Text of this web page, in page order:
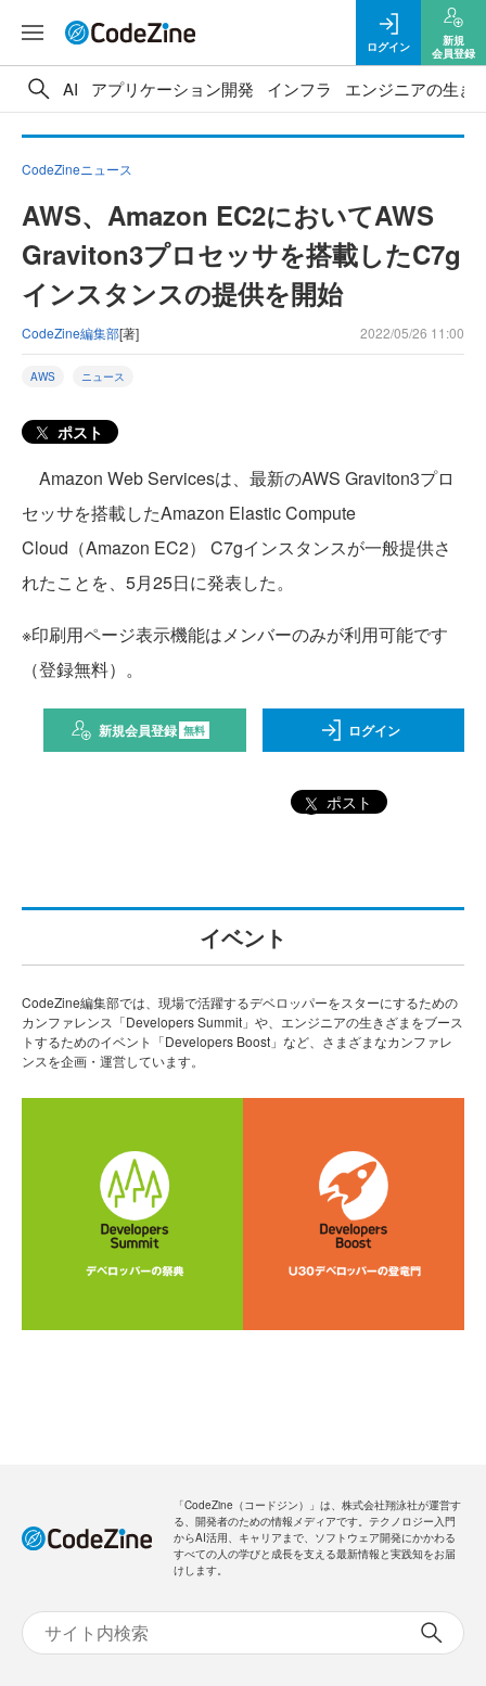
ログイン
新規
会員登録
AI アプリケーション開発 インフラ エンジニアの生き
CodeZineニュース
AWS、Amazon EC2においてAWS
Graviton3プロセッサを搭載したC7g
インスタンスの提供を開始
CodeZine編集部[著] 2022/05/26 11:00
AWS ニュース
ポスト
Amazon Web Servicesは、最新のAWS Graviton3プロ
セッサを搭載したAmazon Elastic Compute
Cloud（Amazon EC2） C7gインスタンスが一般提供さ
れたことを、5月25日に発表した。
※印刷用ページ表示機能はメンバーのみが利用可能です
（登録無料）。
新規会員登録 無料 ログイン
ポスト
イベント
CodeZine編集部では、現場で活躍するデベロッパーをスターにするための
カンファレンス「Developers Summit」や、エンジニアの生きざまをブース
トするためのイベント「Developers Boost」など、さまざまなカンファレ
ンスを企画・運営しています。
「CodeZine（コードジン）」は、株式会社翔泳社が運営す
る、開発者のための情報メディアです。テクノロジー入門
からAI活用、キャリアまで、ソフトウェア開発にかかわる
すべての人の学びと成長を支える最新情報と実践知をお届
けします。